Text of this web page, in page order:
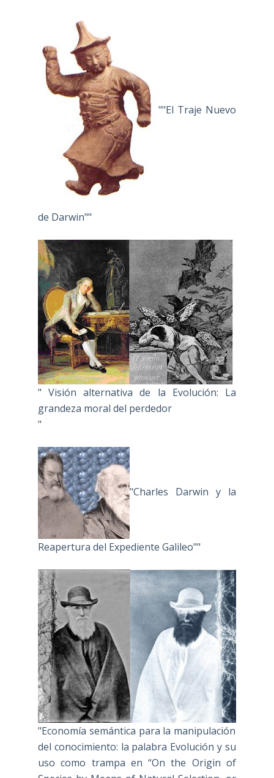
""El Traje Nuevo
de Darwin""
" Visión alternativa de la Evolución: La
grandeza moral del perdedor
"
"Charles Darwin y la
Reapertura del Expediente Galileo""
"Economía semántica para la manipulación
del conocimiento: la palabra Evolución y su
uso como trampa en “On the Origin of